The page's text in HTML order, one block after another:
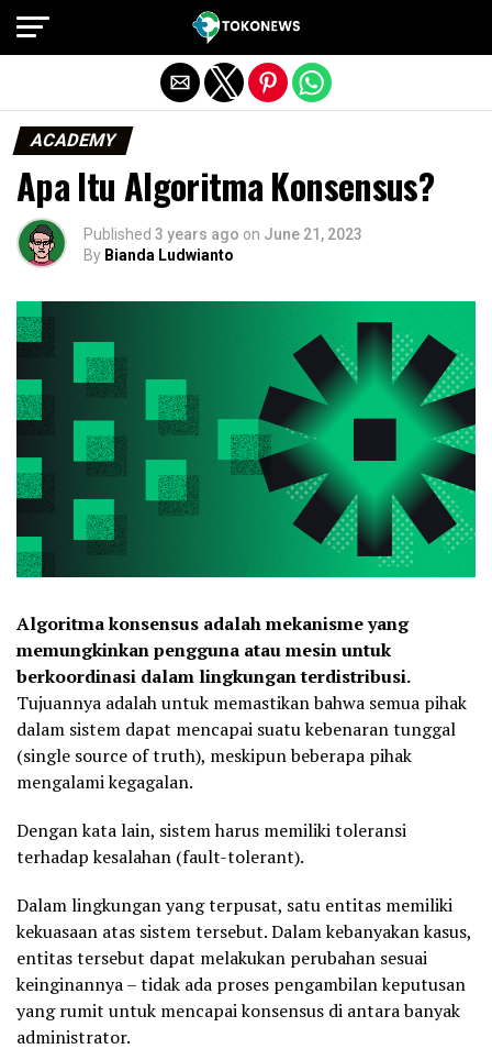
ACADEMY
Apa Itu Algoritma Konsensus?
Published 3 years ago on June 21, 2023
By Bianda Ludwianto
Algoritma konsensus adalah mekanisme yang
memungkinkan pengguna atau mesin untuk
berkoordinasi dalam lingkungan terdistribusi.
Tujuannya adalah untuk memastikan bahwa semua pihak
dalam sistem dapat mencapai suatu kebenaran tunggal
(single source of truth), meskipun beberapa pihak
mengalami kegagalan.
Dengan kata lain, sistem harus memiliki toleransi
terhadap kesalahan (fault-tolerant).
Dalam lingkungan yang terpusat, satu entitas memiliki
kekuasaan atas sistem tersebut. Dalam kebanyakan kasus,
entitas tersebut dapat melakukan perubahan sesuai
keinginannya – tidak ada proses pengambilan keputusan
yang rumit untuk mencapai konsensus di antara banyak
administrator.
Exit mobile version